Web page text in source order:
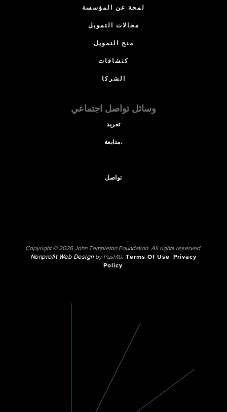
لمحة عن المؤسسة
مجالات التمويل
منح التمويل
كتشافات
الشركا
وسائل تواصل اجتماعي
تغريد
متابعة،
تواصل
Copyright © 2026 John Templeton Foundation. All rights reserved.
Nonprofit Web Designby Push10. Terms Of Use
Privacy
Policy